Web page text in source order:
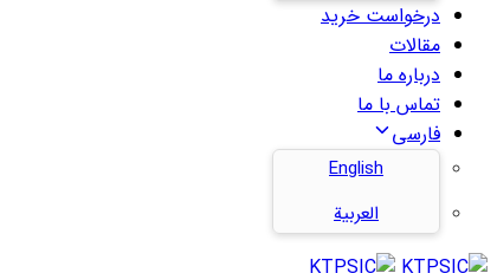
درخواست خرید
مقالات
درباره ما
تماس با ما
فارسی
English
العربية